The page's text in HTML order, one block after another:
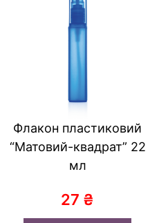
Флакон пластиковий
“Матовий-квадрат” 22
мл
27 ₴